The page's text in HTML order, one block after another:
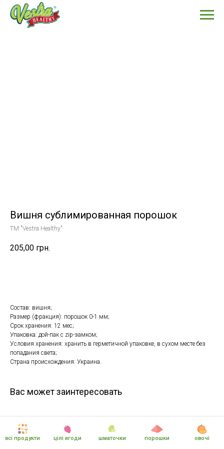
всі продукти цілі ягоди шматочки порошки овочі
Вишня сублимированная порошок
TM "Vestra Healthy"
205,00 грн.
Состав: вишня;
Размер (фракция): порошок 0-1 мм;
Срок хранения: 12 мес;
Упаковка: дой-пак с zip-замком;
Условия хранения: хранить в герметичной упаковке, в сухом месте без
попадания света;
Страна происхождения: Украина.
Вас может заинтересовать